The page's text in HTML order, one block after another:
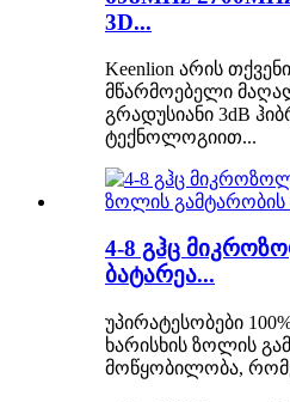
3D...
Keenlion არის
მწარმოებელი
გრადუსიანი 3dB
ტექნოლოგიით...
4-8 გჰც
ბატარეა...
უპირატესობები
ხარისხის ზოლის
მოწყობილობა,